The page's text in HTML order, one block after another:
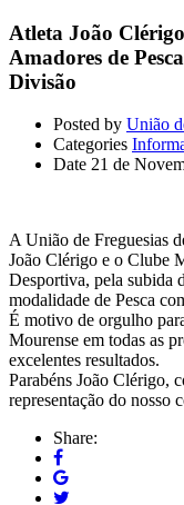
Atleta João
Amadores de
Divisão
Posted by União
Categories
Date 21 de
A União de Freguesias
João Clérigo e o Clube
Desportiva, pela subida
modalidade de Pesca
É motivo de orgulho
Mourense em todas as
excelentes resultados.
Parabéns João Clérigo,
representação do nosso
Share: